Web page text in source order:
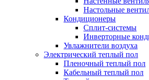
Настольные
Кондиционеры
Сплит-системы
Инверторные
Увлажнители воздуха
Электрический теплый пол
Пленочный теплый пол
Кабельный теплый пол